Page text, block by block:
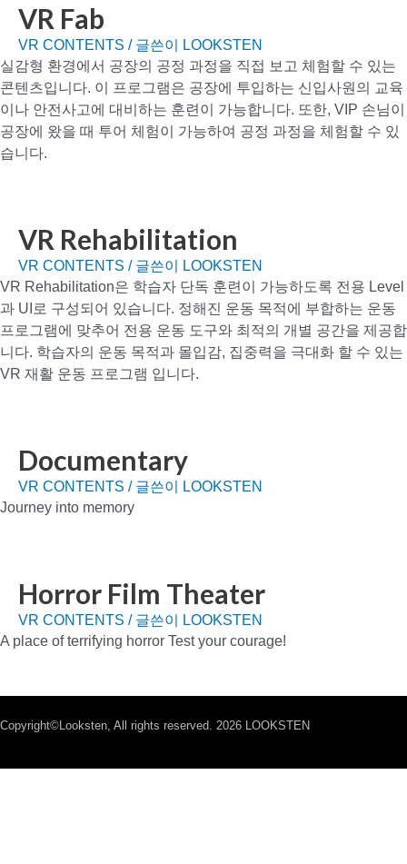
VR Fab
VR CONTENTS / 글쓴이
LOOKSTEN
실감형 환경에서 공장의 공정 과정을 직접 보고 체험할 수 있는
콘텐츠입니다. 이 프로그램은 공장에 투입하는 신입사원의 교육
이나 안전사고에 대비하는 훈련이 가능합니다. 또한, VIP 손님이
공장에 왔을 때 투어 체험이 가능하여 공정 과정을 체험할 수 있
습니다.
VR Rehabilitation
VR CONTENTS / 글쓴이
LOOKSTEN
VR Rehabilitation은 학습자 단독 훈련이 가능하도록 전용 Level
과 UI로 구성되어 있습니다. 정해진 운동 목적에 부합하는 운동
프로그램에 맞추어 전용 운동 도구와 최적의 개별 공간을 제공합
니다. 학습자의 운동 목적과 몰입감, 집중력을 극대화 할 수 있는
VR 재활 운동 프로그램 입니다.
Documentary
VR CONTENTS / 글쓴이
LOOKSTEN
Journey into memory
Horror Film Theater
VR CONTENTS / 글쓴이
LOOKSTEN
A place of terrifying horror Test your courage!
Copyright©Looksten, All rights reserved. 2026 LOOKSTEN